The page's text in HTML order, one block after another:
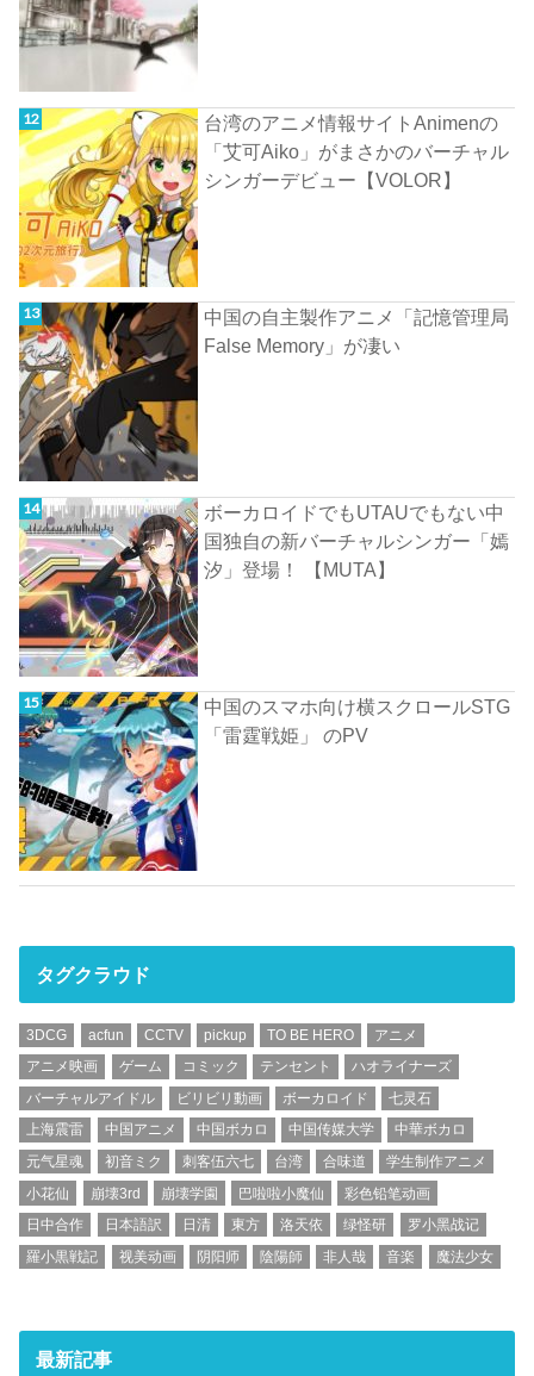
台湾のアニメ情報サイトAnimenの
「艾可Aiko」がまさかのバーチャル
シンガーデビュー【VOLOR】
中国の自主製作アニメ「記憶管理局
False Memory」が凄い
ボーカロイドでもUTAUでもない中
国独自の新バーチャルシンガー「嫣
汐」登場！ 【MUTA】
中国のスマホ向け横スクロールSTG
「雷霆戦姫」 のPV
タグクラウド
3DCG acfun CCTV pickup TO BE HERO
アニメ
アニメ映画
ゲーム コミック テンセント
ハオライナーズ
バーチャルアイドル
ビリビリ動画 ボーカロイド
七灵石
上海震雷
中国アニメ 中国ボカロ 中国传媒大学
中華ボカロ
元气星魂
初音ミク 刺客伍六七 台湾 合味道
学生制作アニメ
小花仙
崩壊3rd 崩壊学園 巴啦啦小魔仙
彩色铅笔动画
日中合作
日本語訳 日清 東方 洛天依 绿怪研
罗小黑战记
羅小黒戦記
视美动画 阴阳师 陰陽師 非人哉 音楽 魔法少女
最新記事